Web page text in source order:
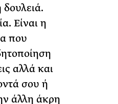
Είναι η
που
αλλά και
σου ή
άλλη άκρη